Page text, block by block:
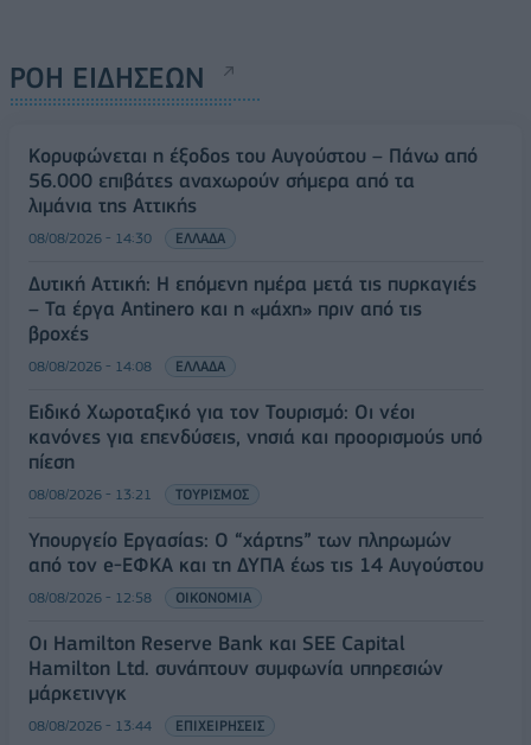
ΡΟΗ ΕΙΔΗΣΕΩΝ
Κορυφώνεται η έξοδος του Αυγούστου – Πάνω από
56.000 επιβάτες αναχωρούν σήμερα από τα
λιμάνια της Αττικής
08/08/2026 - 14:30 ΕΛΛΑΔΑ
Δυτική Αττική: Η επόμενη ημέρα μετά τις πυρκαγιές
– Τα έργα Antinero και η «μάχη» πριν από τις
βροχές
08/08/2026 - 14:08 ΕΛΛΑΔΑ
Ειδικό Χωροταξικό για τον Τουρισμό: Οι νέοι
κανόνες για επενδύσεις, νησιά και προορισμούς υπό
πίεση
08/08/2026 - 13:21 ΤΟΥΡΙΣΜΟΣ
Υπουργείο Εργασίας: Ο “χάρτης” των πληρωμών
από τον e-ΕΦΚΑ και τη ΔΥΠΑ έως τις 14 Αυγούστου
08/08/2026 - 12:58 ΟΙΚΟΝΟΜΙΑ
Οι Hamilton Reserve Bank και SEE Capital
Hamilton Ltd. συνάπτουν συμφωνία υπηρεσιών
μάρκετινγκ
08/08/2026 - 13:44 ΕΠΙΧΕΙΡΗΣΕΙΣ